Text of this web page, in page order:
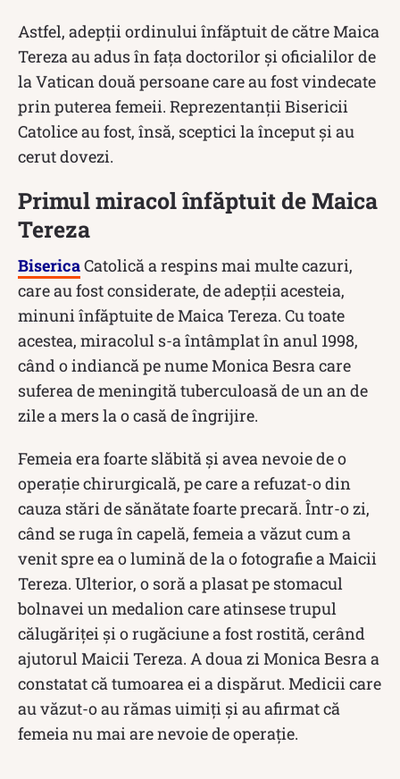
Astfel, adepții ordinului înfăptuit de către Maica
Tereza au adus în fața doctorilor și oficialilor de
la Vatican două persoane care au fost vindecate
prin puterea femeii. Reprezentanții Bisericii
Catolice au fost, însă, sceptici la început și au
cerut dovezi.
Primul miracol înfăptuit de Maica
Tereza
BisericaCatolică a respins mai multe cazuri,
care au fost considerate, de adepții acesteia,
minuni înfăptuite de Maica Tereza. Cu toate
acestea, miracolul s-a întâmplat în anul 1998,
când o indiancă pe nume Monica Besra care
suferea de meningită tuberculoasă de un an de
zile a mers la o casă de îngrijire.
Femeia era foarte slăbită și avea nevoie de o
operație chirurgicală, pe care a refuzat-o din
cauza stări de sănătate foarte precară. Într-o zi,
când se ruga în capelă, femeia a văzut cum a
venit spre ea o lumină de la o fotografie a Maicii
Tereza. Ulterior, o soră a plasat pe stomacul
bolnavei un medalion care atinsese trupul
călugăriţei și o rugăciune a fost rostită, cerând
ajutorul Maicii Tereza. A doua zi Monica Besra a
constatat că tumoarea ei a dispărut. Medicii care
au văzut-o au rămas uimiți și au afirmat că
femeia nu mai are nevoie de operație.